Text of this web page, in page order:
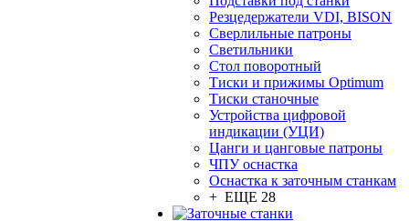
Резцедержатели VDI, BISON
Сверлильные патроны
Светильники
Стол поворотный
Тиски и прижимы Optimum
Тиски станочные
Устройства цифровой
индикации (УЦИ)
Цанги и цанговые патроны
ЧПУ оснастка
Оснастка к заточным станкам
+ ЕЩЕ 28